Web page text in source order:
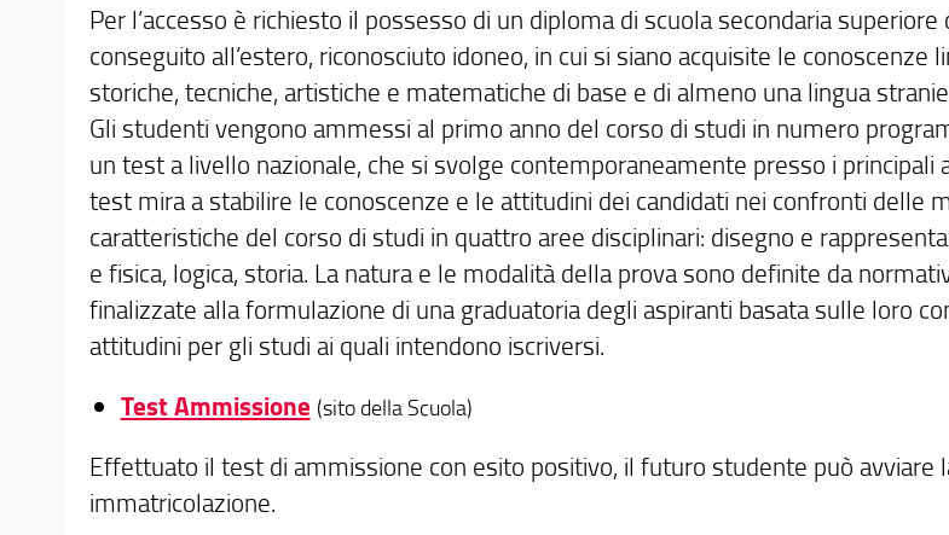
Per l’accesso è richiesto il possesso di un diploma di scuola secondaria
conseguito all’estero, riconosciuto idoneo, in cui si siano acquisite le conoscenze
storiche, tecniche, artistiche e matematiche di base e di almeno una lingua
Gli studenti vengono ammessi al primo anno del corso di studi in numero
un test a livello nazionale, che si svolge contemporaneamente presso i principali
test mira a stabilire le conoscenze e le attitudini dei candidati nei confronti delle
caratteristiche del corso di studi in quattro aree disciplinari: disegno e
e fisica, logica, storia. La natura e le modalità della prova sono definite da
finalizzate alla formulazione di una graduatoria degli aspiranti basata sulle loro
attitudini per gli studi ai quali intendono iscriversi.
Test Ammissione (sito della Scuola)
Effettuato il test di ammissione con esito positivo, il futuro studente può avviare
immatricolazione.